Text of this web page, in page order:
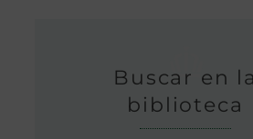
Buscar en la
biblioteca